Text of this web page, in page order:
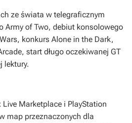
ze świata w telegraficznym
Army of Two, debiut konsolowego
konkurs Alone in the Dark,
start długo oczekiwanej GT
lektury.
Marketplace i PlayStation
map przeznaczonych dla